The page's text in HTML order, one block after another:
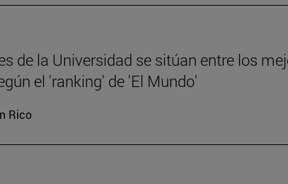
de la Universidad se sitúan entre los
el 'ranking' de 'El Mundo'
Rico